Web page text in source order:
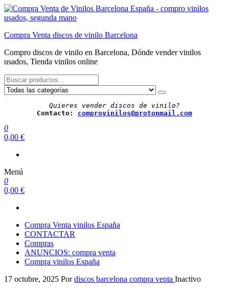
Saltar
al
Compra Venta discos de vinilo Barcelona
Compro discos de vinilo en Barcelona, Dónde vender vinilos
usados, Tienda vinilos online
Quieres vender discos de vinilo?
Contacto: comprovinilos@protonmail.com
0
0,00 €
Menú
0
0,00 €
Compra Venta vinilos España
CONTACTAR
Compras
ANUNCIOS: compra venta
Compra vinilos España
17 octubre, 2025 Por discos barcelona compra venta Inactivo